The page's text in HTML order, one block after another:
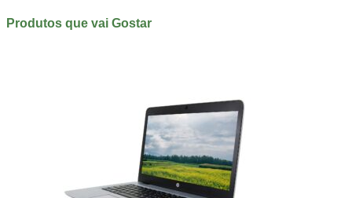
Produtos que vai Gostar